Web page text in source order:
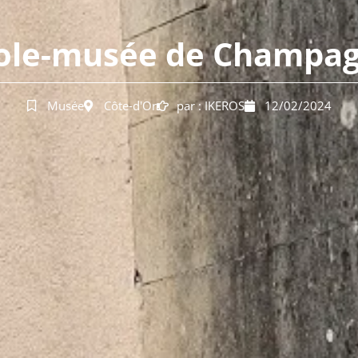
musée de
Musée Côte-d'Or par :IKEROS 12/02/2024